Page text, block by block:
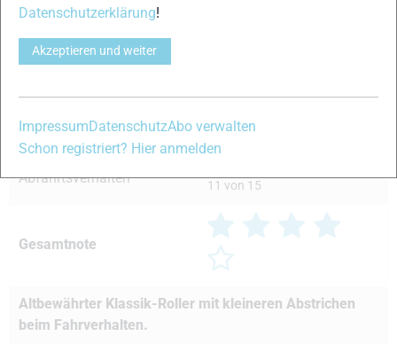
Laufruhe/Dämpfung 13 von 15
Abfahrtsverhalten 11 von 15
Gesamtnote
Altbewährter Klassik-Roller mit kleineren Abstrichen
beim Fahrverhalten.
Datenschutzerklärung!
Akzeptieren und weiter
Impressum DatenschutzAbo verwalten
Schon registriert? Hier anmelden